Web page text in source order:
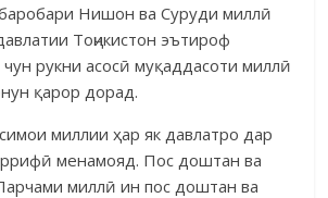
Нишон ва Суруди миллӣ
Тоҷикистон эътироф
рукни асосӣ муқаддасоти миллӣ
қарор дорад.
миллии ҳар як давлатро дар
менамояд. Пос доштан ва
миллӣ ин пос доштан ва